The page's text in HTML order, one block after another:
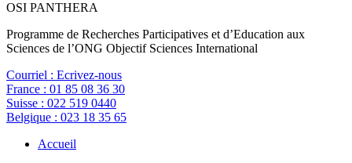
OSI PANTHERA
Programme de Recherches Participatives et d’Education aux
Sciences de l’ONG Objectif Sciences International
Courriel : Ecrivez-nous
France : 01 85 08 36 30
Suisse : 022 519 0440
Belgique : 023 18 35 65
Accueil